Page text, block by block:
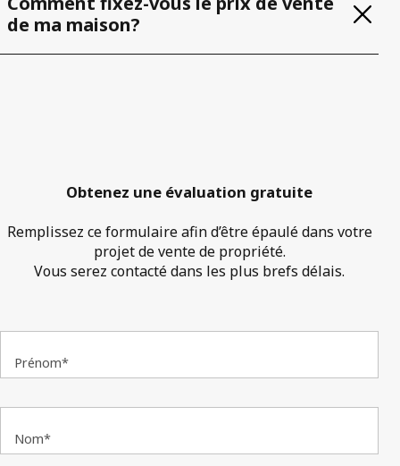
de ma maison?
Obtenez une évaluation gratuite
Remplissez ce formulaire afin d’être épaulé dans votre
projet de vente de propriété.
Vous serez contacté dans les plus brefs délais.
Prénom*
Nom*